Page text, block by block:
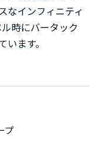
なインフィニティ
時にバータック
ます。
プ